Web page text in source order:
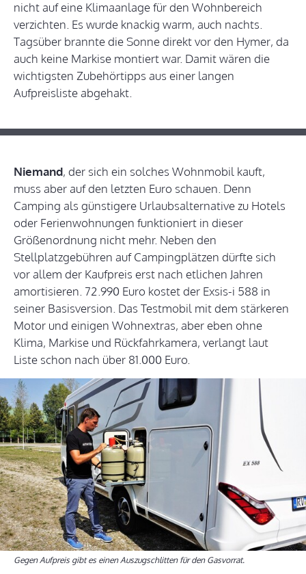
nicht auf eine Klimaanlage für den Wohnbereich
verzichten. Es wurde knackig warm, auch nachts.
Tagsüber brannte die Sonne direkt vor den Hymer, da
auch keine Markise montiert war. Damit wären die
wichtigsten Zubehörtipps aus einer langen
Aufpreisliste abgehakt.
Niemand, der sich ein solches Wohnmobil kauft,
muss aber auf den letzten Euro schauen. Denn
Camping als günstigere Urlaubsalternative zu Hotels
oder Ferienwohnungen funktioniert in dieser
Größenordnung nicht mehr. Neben den
Stellplatzgebühren auf Campingplätzen dürfte sich
vor allem der Kaufpreis erst nach etlichen Jahren
amortisieren. 72.990 Euro kostet der Exsis-i 588 in
seiner Basisversion. Das Testmobil mit dem stärkeren
Motor und einigen Wohnextras, aber eben ohne
Klima, Markise und Rückfahrkamera, verlangt laut
Liste schon nach über 81.000 Euro.
Gegen Aufpreis gibt es einen Auszugschlitten für den Gasvorrat.